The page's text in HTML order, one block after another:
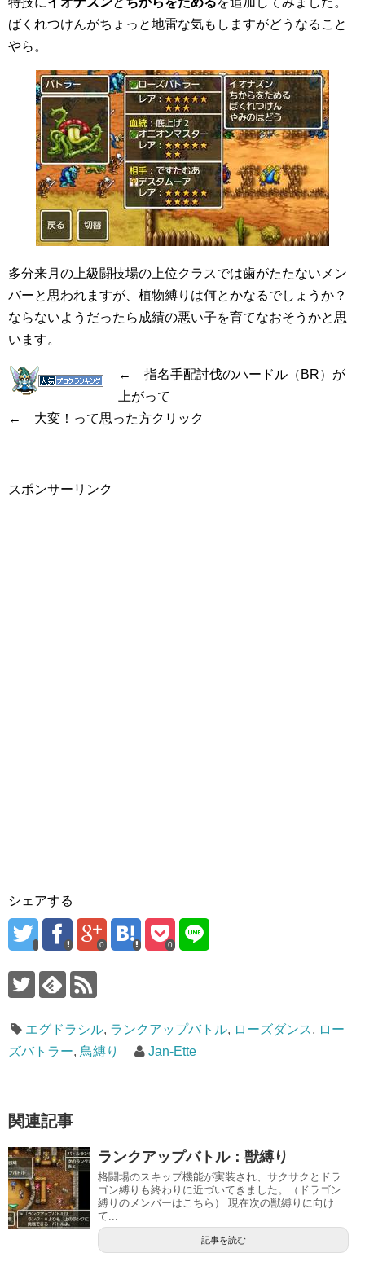
ばくれつけんがちょっと地雷な気もしますがどうなること
やら。
多分来月の上級闘技場の上位クラスでは歯がたたないメン
バーと思われますが、植物縛りは何とかなるでしょうか？
ならないようだったら成績の悪い子を育てなおそうかと思
います。
← 指名手配討伐のハードル（BR）が
上がって
← 大変！って思った方クリック
スポンサーリンク
シェアする
0 0
エグドラシル, ランクアップバトル, ローズダンス, ロー
ズバトラー, 鳥縛り Jan-Ette
関連記事
ランクアップバトル：獣縛り
格闘場のスキップ機能が実装され、サクサクとドラ
ゴン縛りも終わりに近づいてきました。（ドラゴン
縛りのメンバーはこちら） 現在次の獣縛りに向け
て...
記事を読む